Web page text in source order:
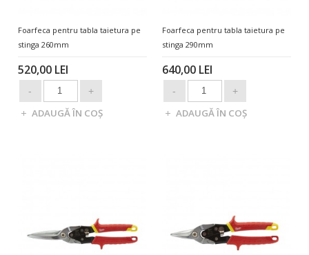
Foarfeca pentru tabla taietura pe
stinga 260mm
520,00 LEI
Foarfeca pentru tabla taietura pe
stinga 290mm
640,00 LEI